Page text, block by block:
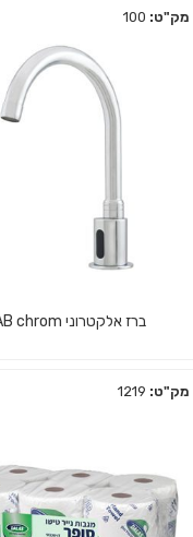
מק"ט:
ברז אלקטרוני LAB chrom
מק"ט: